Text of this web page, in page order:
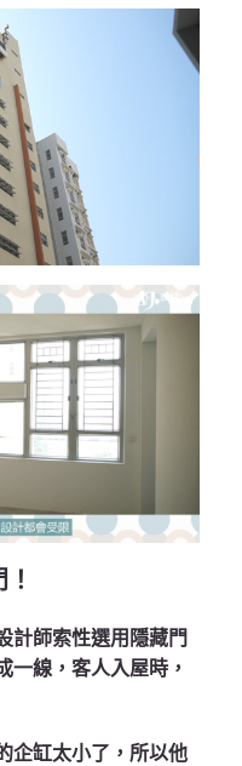
計師索性選用隱藏門
一線，客人入屋時，
企缸太小了，所以他